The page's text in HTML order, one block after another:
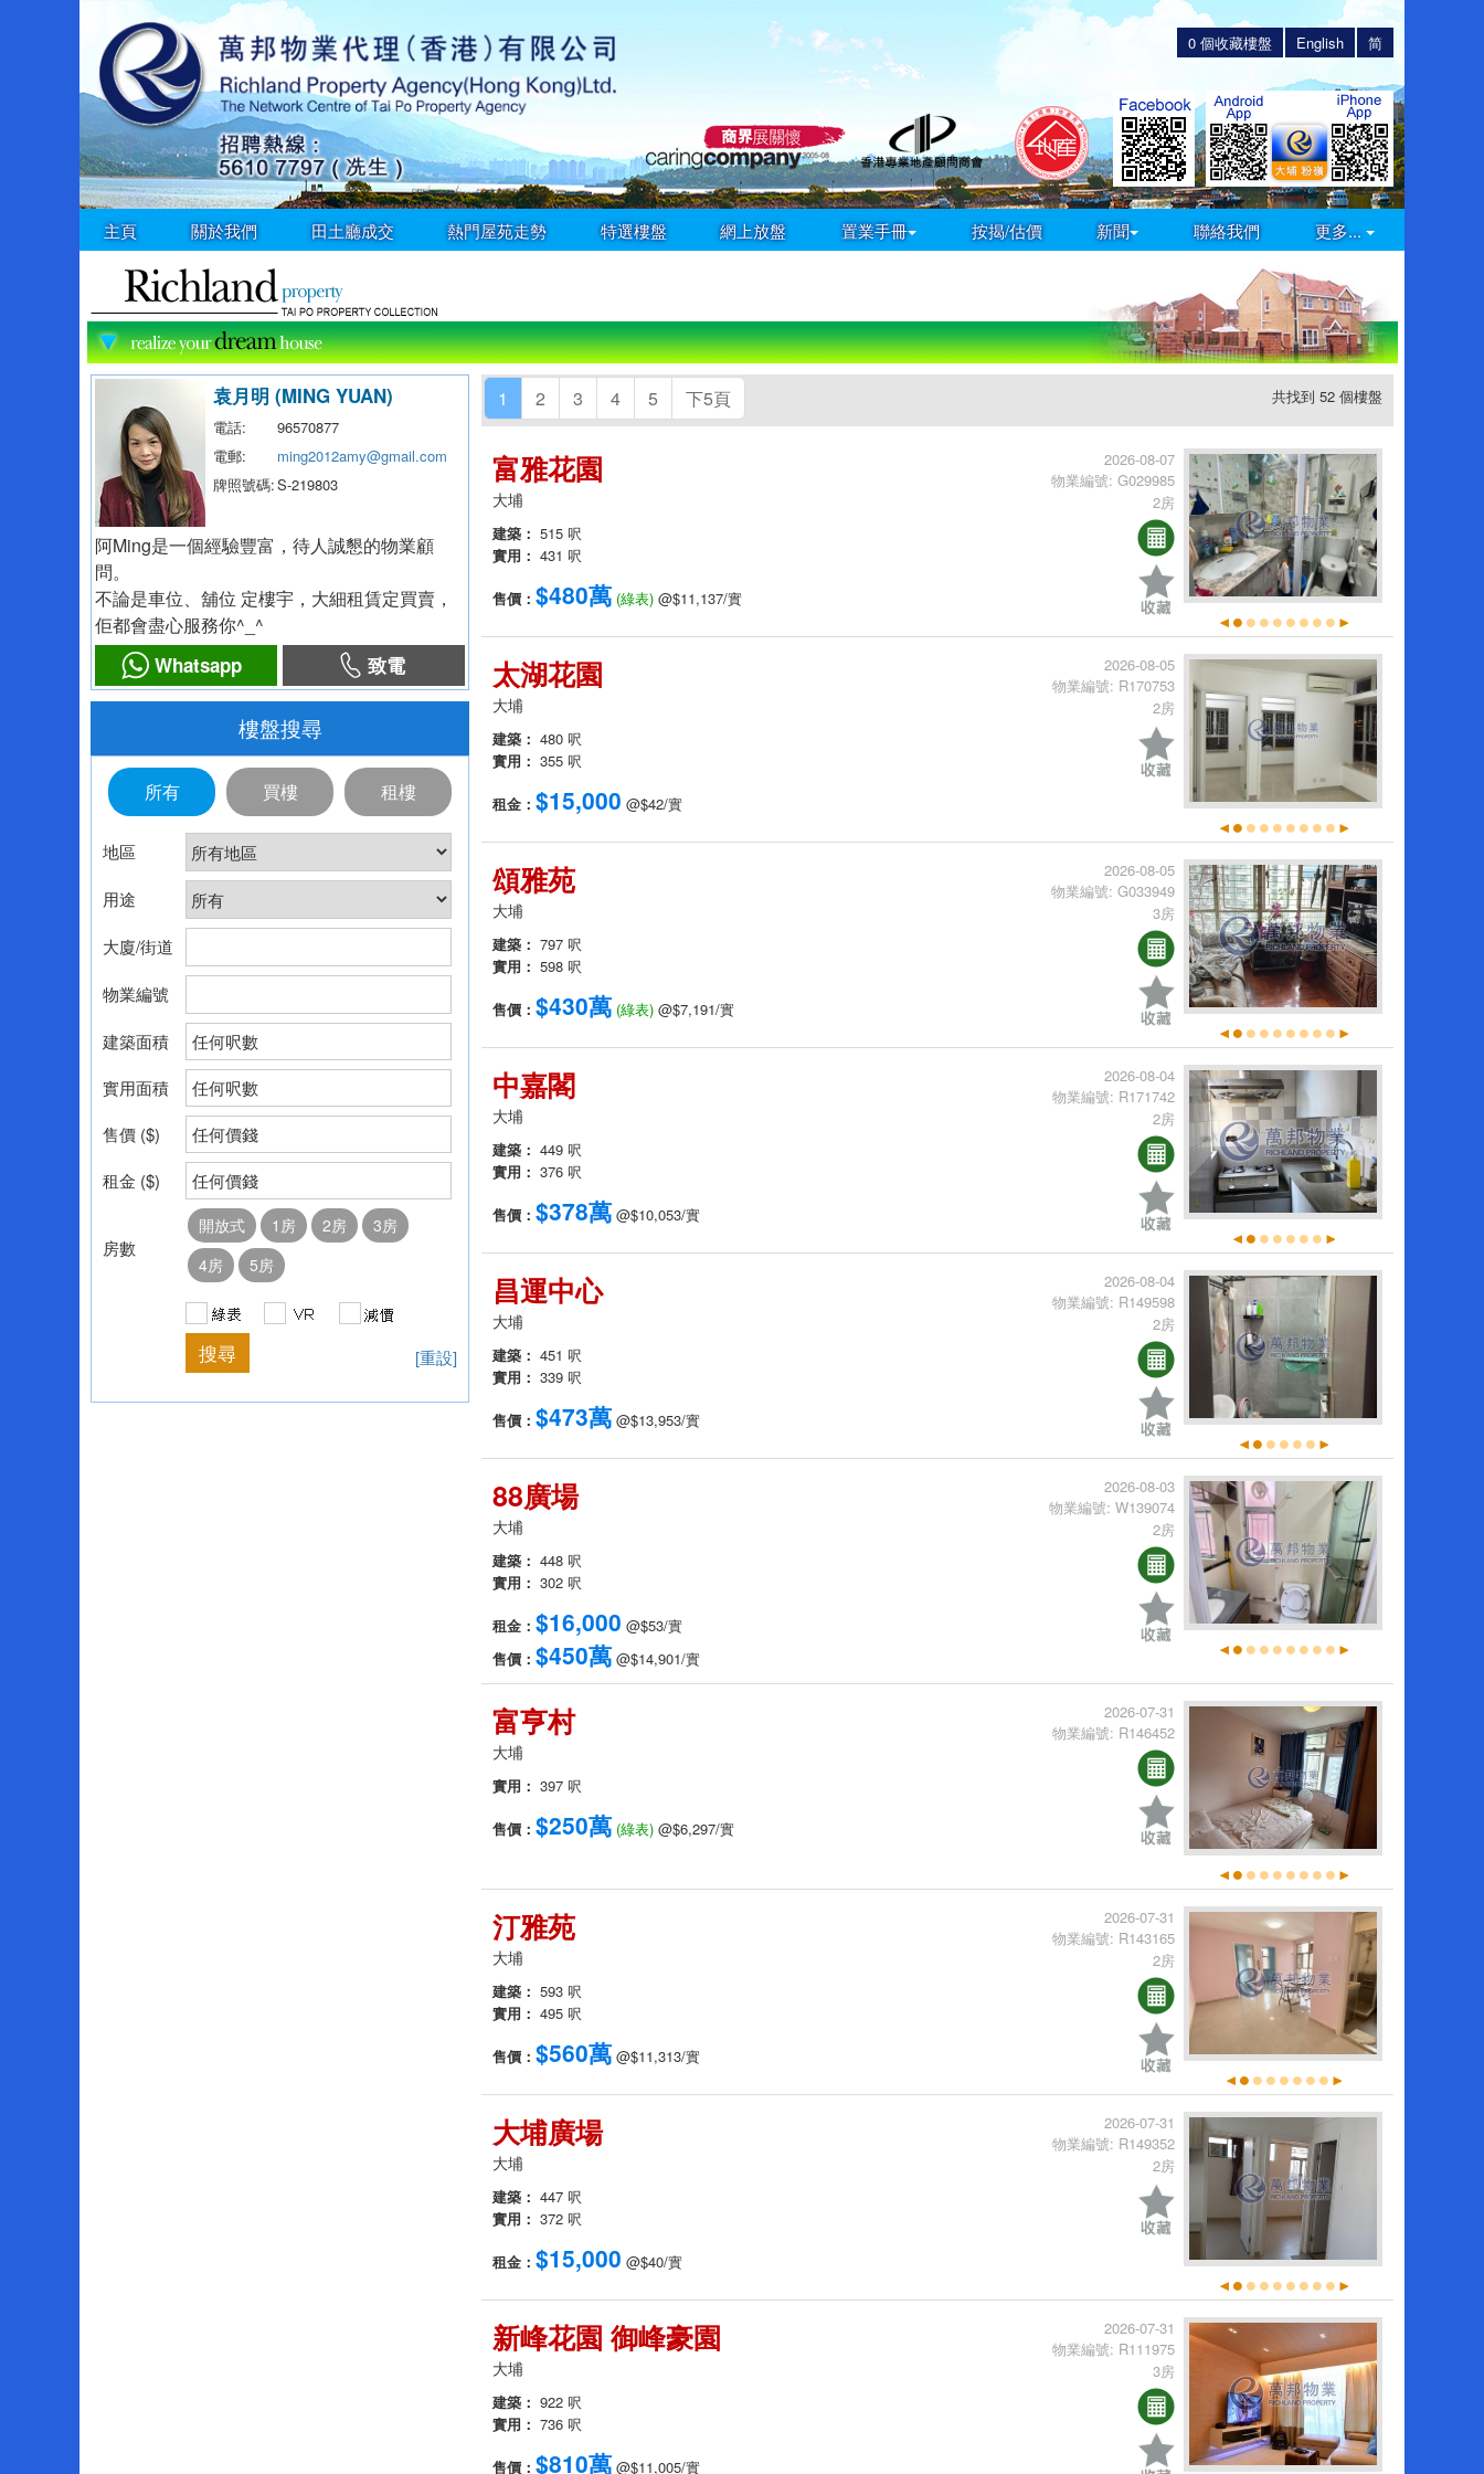
简
English
0 個收藏樓盤
主頁 關於我們 田土廳成交 熱門屋苑走勢 特選樓盤 網上放盤 置業手冊 按揭/估價 新聞 聯絡我們 更多...
袁月明 (MING YUAN)
電話:
96570877
電郵:
ming2012amy@gmail.com
牌照號碼:S-219803
阿Ming是一個經驗豐富，待人誠懇的物業顧
問。
不論是車位、舖位 定樓宇，大細租賃定買賣，
佢都會盡心服務你^_^
Whatsapp 致電
樓盤搜尋
所有 買樓 租樓
地區
用途
大廈/街道
物業編號
建築面積
任何呎數
實用面積
任何呎數
售價 ($)
任何價錢
租金 ($)
任何價錢
房數
開放式 1房 2房
3房
4房
5房
[重設]
1 2 3 4 5 下5頁 共找到 52 個樓盤
富雅花園
大埔
建築： 515 呎
實用： 431 呎
售價： $480萬 (綠表) @$11,137/實
2026-08-07
物業編號: G029985
2房
太湖花園
大埔
建築： 480 呎
實用： 355 呎
租金： $15,000 @$42/實
2026-08-05
物業編號: R170753
2房
頌雅苑
大埔
建築： 797 呎
實用： 598 呎
售價： $430萬 (綠表) @$7,191/實
2026-08-05
物業編號: G033949
3房
中嘉閣
大埔
建築： 449 呎
實用： 376 呎
售價： $378萬 @$10,053/實
2026-08-04
物業編號: R171742
2房
昌運中心
大埔
建築： 451 呎
實用： 339 呎
售價： $473萬 @$13,953/實
2026-08-04
物業編號: R149598
2房
88廣場
大埔
建築： 448 呎
實用： 302 呎
租金： $16,000 @$53/實
售價： $450萬 @$14,901/實
2026-08-03
物業編號: W139074
2房
富亨村
大埔
實用： 397 呎
售價： $250萬 (綠表) @$6,297/實
2026-07-31
物業編號: R146452
汀雅苑
大埔
建築： 593 呎
實用： 495 呎
售價： $560萬 @$11,313/實
2026-07-31
物業編號: R143165
2房
大埔廣場
大埔
建築： 447 呎
實用： 372 呎
租金： $15,000 @$40/實
2026-07-31
物業編號: R149352
2房
新峰花園 御峰豪園
大埔
建築： 922 呎
實用： 736 呎
售價： $810萬 @$11,005/實
2026-07-31
物業編號: R111975
3房